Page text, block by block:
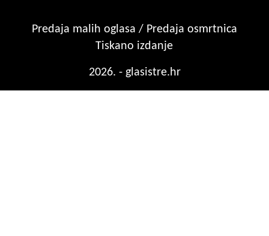
Predaja malih oglasa / Predaja osmrtnica
Tiskano izdanje
2026. - glasistre.hr